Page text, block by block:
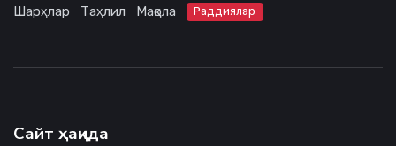
Шарҳлар
Таҳлил Мақола Раддиялар
Сайт ҳақида